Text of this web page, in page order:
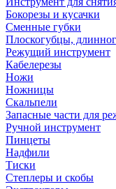
Бокорезы и кусачки
Сменные губки
Плоскогубцы,
Режущий инструмент
Кабелерезы
Ножи
Ножницы
Скальпели
Запасные части для
Ручной инструмент
Пинцеты
Надфили
Тиски
Степлеры и скобы